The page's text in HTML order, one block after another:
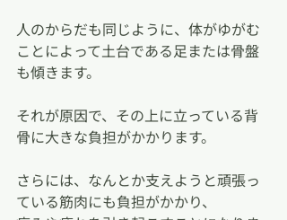
人のからだも同じように、体がゆがむ
ことによって土台である足または骨盤
も傾きます。
それが原因で、その上に立っている背
骨に大きな負担がかかります。
さらには、なんとか支えようと頑張っ
ている筋肉にも負担がかかり、